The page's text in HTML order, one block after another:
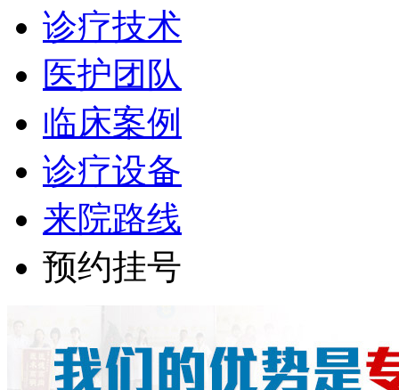
诊疗技术
医护团队
临床案例
诊疗设备
来院路线
预约挂号